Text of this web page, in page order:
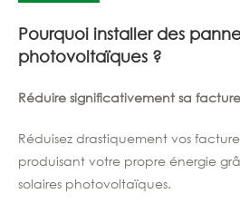
Pourquoi installer des
photovoltaïques ?
Réduire significativement sa
Réduisez drastiquement vos
produisant votre propre énergie
solaires photovoltaïques.